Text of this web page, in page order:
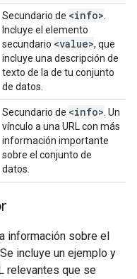
Secundario de <info>
Incluye el elemento
secundario <value>, que
incluye una descripción de
texto de la de tu conjunto
de datos.
Secundario de <info> . Un
vínculo a una URL con más
información importante
sobre el conjunto de
datos.
información sobre el
incluye un ejemplo y
relevantes que se